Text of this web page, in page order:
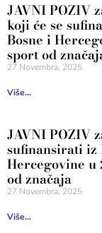
JAVNI POZIV
koji će se
Bosne i
sport od
27 Novembra, 2025
Više...
JAVNI POZIV
sufinansirati iz
Hercegovine
od značaja
27 Novembra, 2025
Više...